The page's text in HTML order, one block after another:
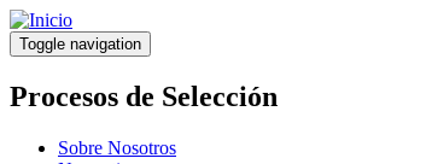
Pasar
al
contenido
principal
Toggle navigation
Procesos de Selección
Sobre Nosotros